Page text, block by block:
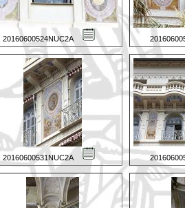
20160600524NUC2A
20160600531NUC2A